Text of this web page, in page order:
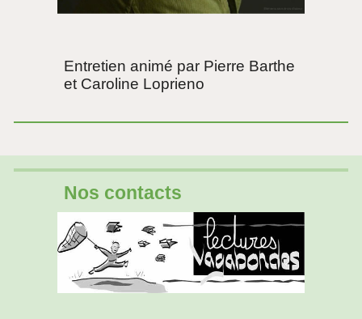
Entretien animé par Pierre Barthe
et Caroline Loprieno
Nos contacts